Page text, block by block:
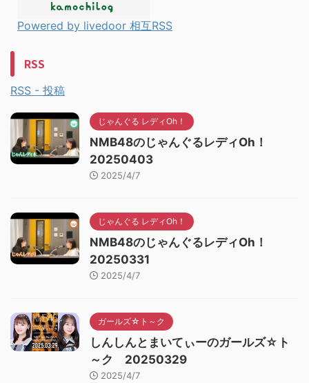
Powered by livedoor 相互RSS
RSS
RSS - 投稿
じゃんぐる レディOh！
NMB48のじゃんぐるレディOh！
20250403
2025/4/7
じゃんぐる レディOh！
NMB48のじゃんぐるレディOh！
20250331
2025/4/7
ガールズ☆ト～ク
しんしんとまいてぃーのガールズ☆ト
～ク 20250329
2025/4/7